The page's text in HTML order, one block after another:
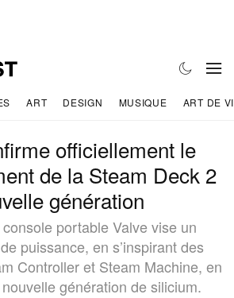
ART DESIGN MUSIQUE ART DE
officiellement le
de la Steam Deck 2
génération
portable Valve vise un
puissance, en s’inspirant des
Controller et Steam Machine, en
génération de silicium.